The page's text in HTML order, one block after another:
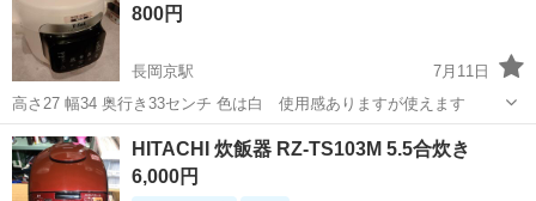
阪ガスの地域...
800円
長岡京駅
7月11日
高さ27 幅34 奥行き33センチ 色は白 使用感ありますが使えます
京都 長岡京市 長岡京駅 キッチン家電
HITACHI 炊飯器 RZ-TS103M 5.5合炊き
6,000円